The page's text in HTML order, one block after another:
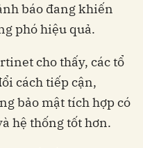
báo đang khiến
phó hiệu quả.
cho thấy, các tổ
cách tiếp cận,
bảo mật tích hợp có
hệ thống tốt hơn.